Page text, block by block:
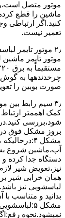
ﻣﻮﺗﻮر ﻣﺘﺼﻞ
ﻣﺎﺷﯿﻦ را ﻗﻄﻊ
کنید.اﮔﺮ ارﺗﺒﺎطی
ﺗﻌﻤﯿﺮ نیست.
۲٫ ﻣﻮﺗﻮر ﺗﺎﯾﻤﺮ
ﻣﻮﺗﻮر ﺗﺎﯾﻤﺮ
چرخدندهها به گوش
ﺻﻮرت ﺑﻮﺑﯿﻦ را
۳٫ ﺳﯿﻢ راﺑﻂ
کمک اهممتر
ﺷﻮد،بررسی
ﺑﺮوز مشکل ﻓﻮق
مشکل
آب،ﻣﺎﺷﯿﻦ ﺷﺮوع
دستگاه جدا کرده
نیز،تعویض شیر
همان خرابی شیر
لباسشویی نیز
بدانید و متناسب با
مشکل
نمیشود.نحوه